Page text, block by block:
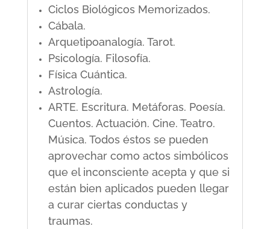
Ciclos Biológicos Memorizados.
Cábala.
Arquetipoanalogía. Tarot.
Psicología. Filosofía.
Física Cuántica.
Astrología.
ARTE. Escritura. Metáforas. Poesía.
Cuentos. Actuación. Cine. Teatro.
Música. Todos éstos se pueden
aprovechar como actos simbólicos
que el inconsciente acepta y que si
están bien aplicados pueden llegar
a curar ciertas conductas y
traumas.